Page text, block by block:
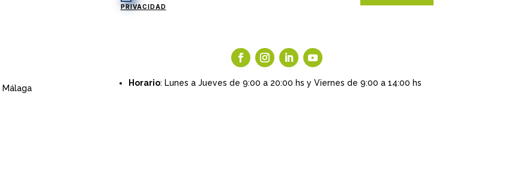
PRIVACIDAD
Málaga
Horario: Lunes a Jueves de 9:00 a 20:00 hs y Viernes de 9:00 a 14:00 hs